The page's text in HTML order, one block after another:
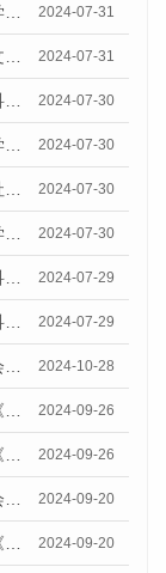
7月15日《湾区财经》报道我院与社会科学文献出版社联合发布《广州蓝皮书：广州社会发展报告(2024)》的媒体文章 2024-07-31
7月16日《新快报》报道我院与社会科学文献出版社联合发布《广州蓝皮书：广州社会发展报告(2024)》的媒体文章 2024-07-31
7月16日《中国科学报》报道我院与社会科学文献出版社联合发布《广州蓝皮书：广州社会发展报告(2024)》的媒体文章 2024-07-30
7月16日《时代在线》报道我院与社会科学文献出版社联合发布《广州蓝皮书：广州社会发展报告(2024)》的媒体文章 2024-07-30
7月16日《中国社会科学网》报道我院与社会科学文献出版社联合发布《广州蓝皮书：广州社会发展报告(2024)》的媒体文章 2024-07-30
7月17日《信息时报》报道我院与社会科学文献出版社联合发布《广州蓝皮书：广州社会发展报告(2024)》的媒体文章 2024-07-30
7月17日《中国发展网》报道我院与社会科学文献出版社联合发布《广州蓝皮书：广州社会发展报告(2024)》的媒体文章 2024-07-29
7月17日《中国新闻网》报道我院与社会科学文献出版社联合发布《广州蓝皮书：广州社会发展报告(2024)》的媒体文章 2024-07-29
9月11日《南方财经报道》报道我院与社会科学文献出版社联合发布了《广州蓝皮书：广州金融发展报告（2024）》的视频采访 2024-10-28
8月27日《南方财经报道》报道我院发布《广州蓝皮书：广州创新型城市发展报告（2024）》的视频采访 2024-09-26
8月27日《广州新闻联播》报道我院发布《广州蓝皮书：广州创新型城市发展报告（2024）》的视频采访 2024-09-26
8月28日《广州新闻联播》报道我院与社会科学文献出版社联合发布《广州蓝皮书：广州城市国际化发展报告（2024）》的视频采访 2024-09-20
8月27日《南方财经报道》报道我院发布《广州蓝皮书：广州创新型城市发展报告（2024）》的视频采访 2024-09-20